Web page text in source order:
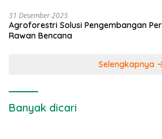
31 Desember 2025
Agroforestri Solusi Pengembangan
Rawan Bencana
Selengkapnya
Banyak dicari